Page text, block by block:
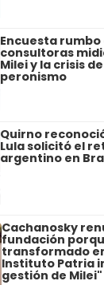
Encuesta
consultoras
Milei y la crisis
peronismo
Quirno
Lula solicitó el
argentino en
Cachanosky
fundación
transformado
Instituto Patria
gestión de Milei"